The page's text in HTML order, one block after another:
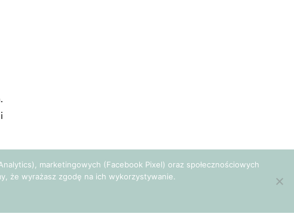
marketingowych (Facebook Pixel) oraz społecznościowych
że wyrażasz zgodę na ich wykorzystywanie.